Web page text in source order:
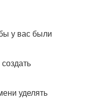
у вас были
уделять